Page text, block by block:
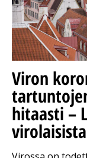
Viron
hitaasti –